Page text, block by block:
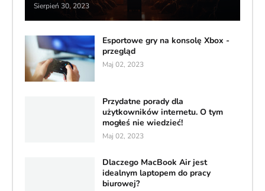
Sierpień 30, 2023
Esportowe gry na konsolę Xbox -
przegląd
Maj 02, 2023
Przydatne porady dla
użytkowników internetu. O tym
mogłeś nie wiedzieć!
Maj 02, 2023
Dlaczego MacBook Air jest
idealnym laptopem do pracy
biurowej?